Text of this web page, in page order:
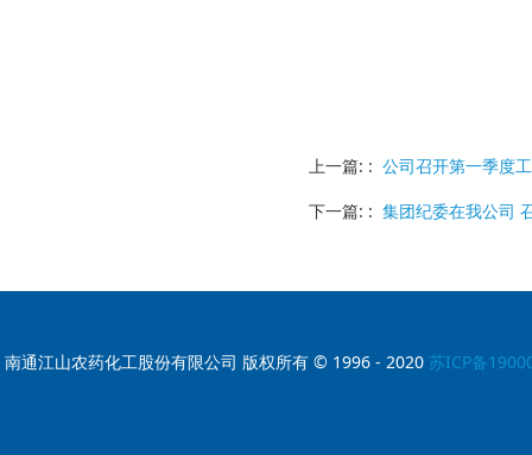
上一篇: : 公司召开第一季度
下一篇: : 集团纪委在我公司
南通江山农药化工股份有限公司 版权所有 © 1996 - 2020 苏ICP备